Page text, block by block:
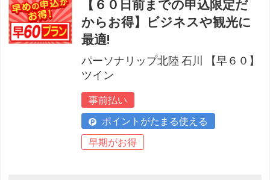
【６０日前までの申込限定だ
からお得】ビジネスや観光に
最適!
パーソナリップ北陸 石川 【早６０】
ツイン
事前払い
ポイントがたまる使える
早期がお得